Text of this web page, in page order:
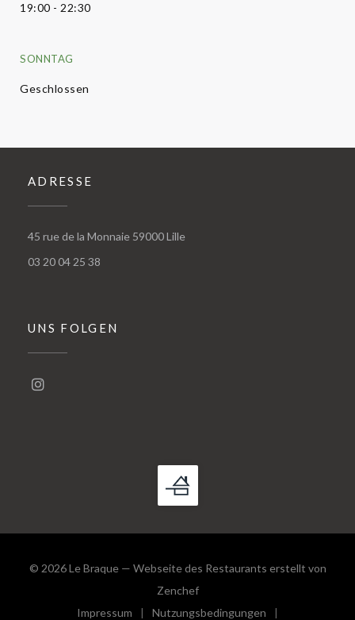
19:00 - 22:30
SONNTAG
Geschlossen
ADRESSE
45 rue de la Monnaie 59000 Lille((öffnet ein neues Fenster))
03 20 04 25 38
UNS FOLGEN
© 2026 Le Braque — Webseite des Restaurants erstellt von
Zenchef((öffnet ein neues Fenster))
Impressum
Nutzungsbedingungen